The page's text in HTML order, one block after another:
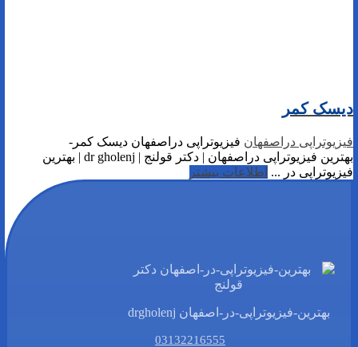
دیسک کمر
فیزیوتراپی دراصفهان فیزیوتراپی دراصفهان دیسک کمر-
بهترین فیزیوتراپی دراصفهان | دکتر قولنج | dr gholenj | بهترین
فیزیوتراپی در ... اطلاعات بیشتر
بهترین-فیزیوتراپی-در-اصفهان drgholenj
03132216555